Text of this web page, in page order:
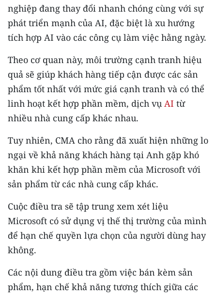
Media Văn hóa
Media Xã hội
Media Pháp luật
Media Du lịch
Media Thế giới
Media Thể thao
Media Giáo dục
Media Y tế
Media Khoa học - Công nghệ
Media Môi trường
Ảnh
Infographic
TIN MỚI
nghiệp đang thay đổi nhanh chóng cùng với sự
phát triển mạnh của AI, đặc biệt là xu hướng
tích hợp AI vào các công cụ làm việc hằng ngày.
Theo cơ quan này, môi trường cạnh tranh hiệu
quả sẽ giúp khách hàng tiếp cận được các sản
phẩm tốt nhất với mức giá cạnh tranh và có thể
linh hoạt kết hợp phần mềm, dịch vụ AI từ
nhiều nhà cung cấp khác nhau.
Tuy nhiên, CMA cho rằng đã xuất hiện những lo
ngại về khả năng khách hàng tại Anh gặp khó
khăn khi kết hợp phần mềm của Microsoft với
sản phẩm từ các nhà cung cấp khác.
Cuộc điều tra sẽ tập trung xem xét liệu
Microsoft có sử dụng vị thế thị trường của mình
để hạn chế quyền lựa chọn của người dùng hay
không.
Các nội dung điều tra gồm việc bán kèm sản
phẩm, hạn chế khả năng tương thích giữa các